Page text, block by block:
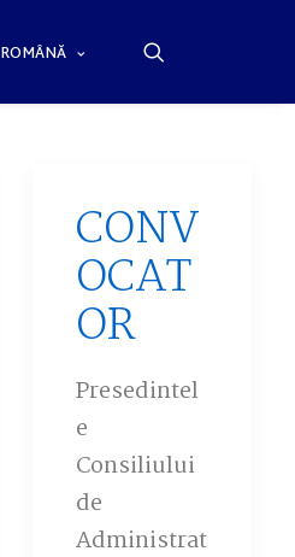
ROMÂNĂ
CONV
OCAT
OR
Presedintel
e
Consiliului
de
Administrat